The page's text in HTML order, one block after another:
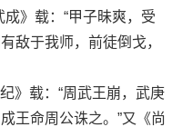
》载：“甲子昧爽，受
敌于我师，前徒倒戈，
》载：“周武王崩，武庚
王命周公诛之。”又《尚